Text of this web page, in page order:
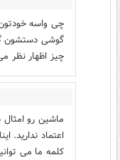
چی واسه
گوشی دستشون
چیز اظهار نظر
ماشین رو
اعتماد ندارید.
کلمه ما می